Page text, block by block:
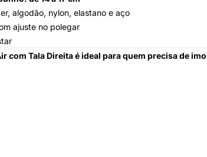
algodão, nylon, elastano e aço
ajuste no polegar
com Tala Direita é ideal para quem precisa de